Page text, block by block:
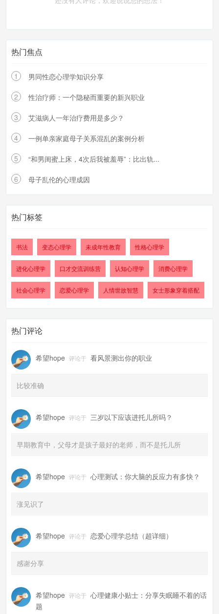
热门焦点
1 男同性恋心理学知识分享
2 性治疗师：一个隐秘而重要的新兴职业
3 艾滋病人一年治疗费用是多少？
4 一例单亲家庭母子关系混乱的案例分析
5 “和男闺蜜上床，4次后我被羞辱”：比出轨...
6 母子乱伦的心理成因
热门标签
书法 变态心理学 未成年性教育 性格心理学
进化心理学 口才交流训练营 认知心理学 消费心理学
社会心理学 恋爱心理学 人情世故智慧 女士形象穿着搭配
热门评论
希望hope 评论于 看风景测出你的职业
比较准确
希望hope 评论于 三岁以下应该进托儿所吗？
早期教育中，父母才是孩子最好的老师，而不是托儿所
希望hope 评论于 心理测试：你大脑的反应力有多快？
涨见识了
希望hope 评论于 恋爱心理学总结（超详细）
感谢分享
希望hope 评论于 心理健康小贴士：分享失眠睡不着的话
题